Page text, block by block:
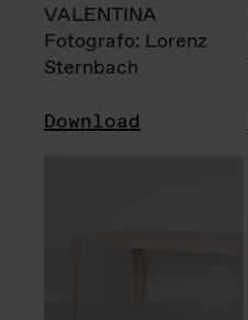
VALENTINA
Fotografo: Lorenz
Sternbach
Download